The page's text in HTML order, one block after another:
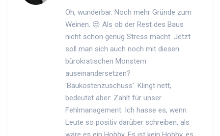
Oh, wunderbar. Noch mehr Gründe zum
Weinen. 😒 Als ob der Rest des Baus
nicht schon genug Stress macht. Jetzt
soll man sich auch noch mit diesen
bürokratischen Monstern
auseinandersetzen?
'Baukostenzuschuss'. Klingt nett,
bedeutet aber: Zahlt für unser
Fehlmanagement. Ich hasse es, wenn
Leute so positiv darüber schreiben, als